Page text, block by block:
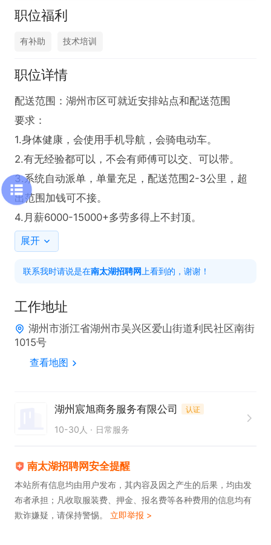
职位福利
有补助 技术培训
职位详情
配送范围：湖州市区可就近安排站点和配送范围
要求：
1.身体健康，会使用手机导航，会骑电动车。
2.有无经验都可以，不会有师傅可以交、可以带。
3.系统自动派单，单量充足，配送范围2-3公里，超
出范围加钱可不接。
4.月薪6000-15000+多劳多得上不封顶。
展开
联系我时请说是在南太湖招聘网 上看到的，谢谢！
工作地址
湖州市浙江省湖州市吴兴区爱山街道利民社区南街
1015号
查看地图
湖州宸旭商务服务有限公司 认证
10-30人 日常服务
南太湖招聘网安全提醒
本站所有信息均由用户发布，其内容及因之产生的后果，均由发
布者承担；凡收取服装费、押金、报名费等各种费用的信息均有
欺诈嫌疑，请保持警惕。 立即举报 >